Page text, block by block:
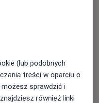
(lub podobnych
treści w oparciu o
sprawdzić i
również linki